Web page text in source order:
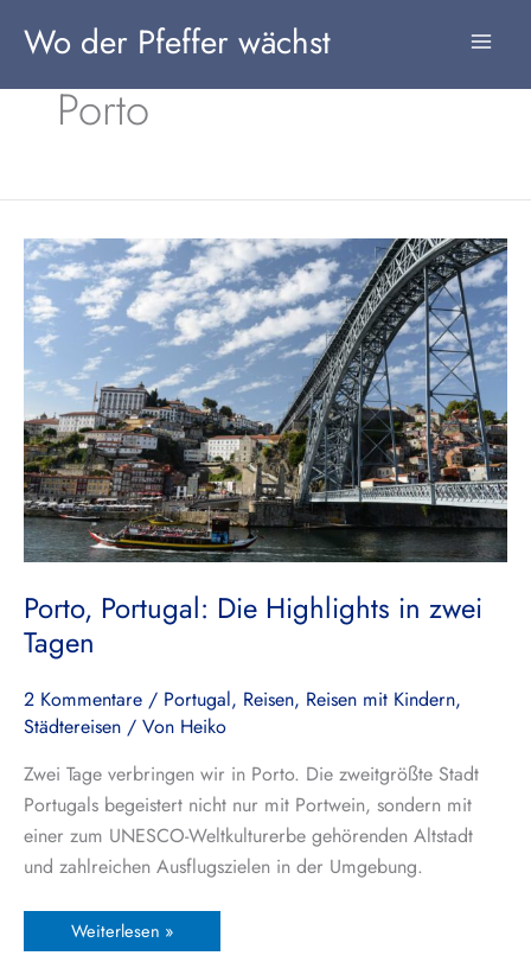
InhaltWo der Pfeffer wächst
Porto
Porto, Portugal: Die Highlights in zwei
Tagen
2 Kommentare / Portugal, Reisen, Reisen mit Kindern,
Städtereisen / Von Heiko
Zwei Tage verbringen wir in Porto. Die zweitgrößte Stadt
Portugals begeistert nicht nur mit Portwein, sondern mit
einer zum UNESCO-Weltkulturerbe gehörenden Altstadt
und zahlreichen Ausflugszielen in der Umgebung.
Porto,
Portugal:
Die
Highlights
in
zwei
Tagen
Weiterlesen »